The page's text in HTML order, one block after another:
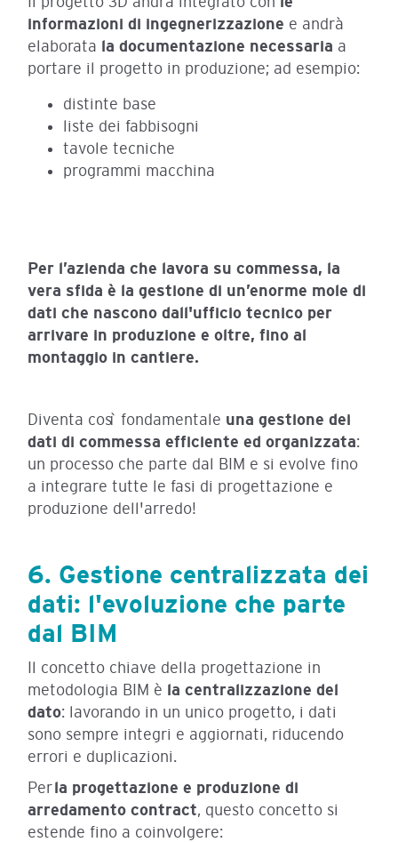
informazioni di ingegnerizzazione e andrà
elaborata la documentazione necessaria a
portare il progetto in produzione; ad esempio:
distinte base
liste dei fabbisogni
tavole tecniche
programmi macchina
Per l’azienda che lavora su commessa, la
vera sfida è la gestione di un’enorme mole di
dati che nascono dall'ufficio tecnico per
arrivare in produzione e oltre, fino al
montaggio in cantiere.
Diventa così fondamentale una gestione dei
dati di commessa efficiente ed organizzata:
un processo che parte dal BIM e si evolve fino
a integrare tutte le fasi di progettazione e
produzione dell'arredo!
6. Gestione centralizzata dei
dati: l'evoluzione che parte
dal BIM
Il concetto chiave della progettazione in
metodologia BIM è la centralizzazione del
dato: lavorando in un unico progetto, i dati
sono sempre integri e aggiornati, riducendo
errori e duplicazioni.
Perla progettazione e produzione di
arredamento contract, questo concetto si
estende fino a coinvolgere: